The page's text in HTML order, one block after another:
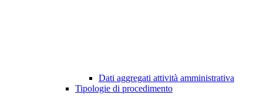
Dati aggregati attività amministrativa
Tipologie di procedimento